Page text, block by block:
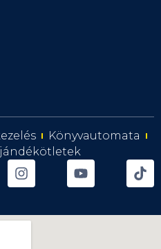
Könyvautomata